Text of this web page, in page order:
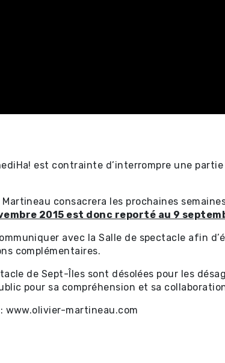
est contrainte d’interrompre une
consacrera les prochaines
2015 est donc reporté au 9
avec la Salle de spectacle afin
complémentaires.
de Sept-Îles sont désolées pour les
pour sa compréhension et sa
www.olivier-martineau.com